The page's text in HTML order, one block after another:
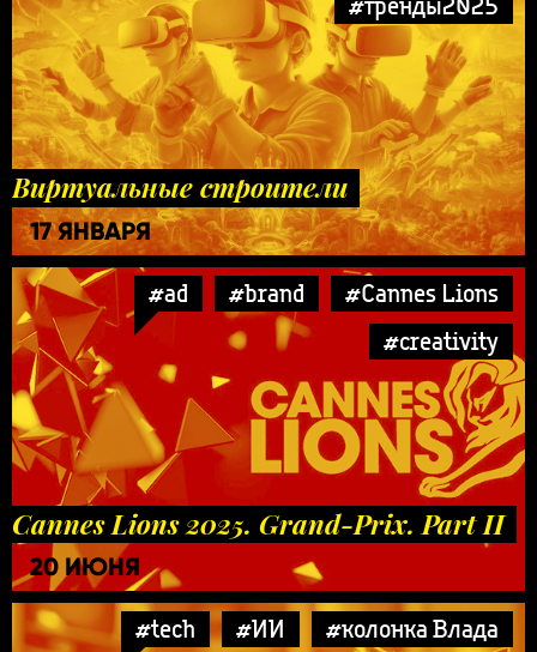
Виртуальные строители
17 ЯНВАРЯ
#ad #brand
#Cannes Lions
#creativity
Cannes Lions 2025. Grand-Prix. Part II
20 ИЮНЯ
#tech #ИИ
#колонка Влада